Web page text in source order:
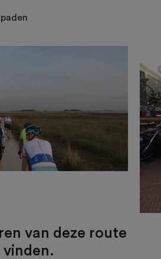
van deze route
vinden.